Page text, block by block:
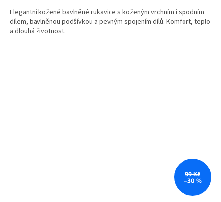
Elegantní kožené bavlněné rukavice s koženým vrchním i spodním
dílem, bavlněnou podšívkou a pevným spojením dílů. Komfort, teplo
a dlouhá životnost.
99 Kč
–30 %